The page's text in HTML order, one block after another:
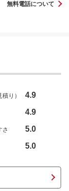
無料電話について
り） 4.9
4.9
さ 5.0
5.0